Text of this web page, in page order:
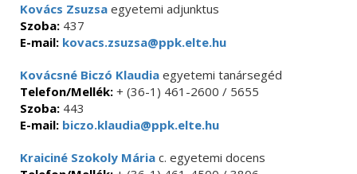
Kovács Zsuzsa egyetemi adjunktus
Szoba: 437
E-mail: kovacs.zsuzsa@ppk.elte.hu
Kovácsné Biczó Klaudia egyetemi tanársegéd
Telefon/Mellék: + (36-1) 461-2600 / 5655
Szoba: 443
E-mail: biczo.klaudia@ppk.elte.hu
Kraiciné Szokoly Mária c. egyetemi docens